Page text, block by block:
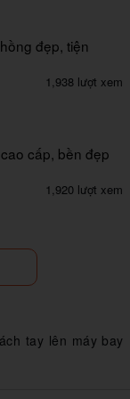
đẹp, tiện
1,938 lượt xem
cấp, bền đẹp
1,920 lượt xem
tay lên máy bay